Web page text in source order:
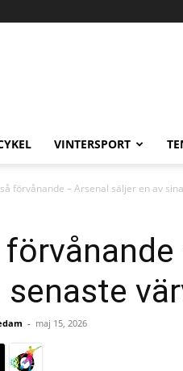
VINTERSPORT
förvånande – Arsenal säljer en av
senaste
- maj 15, 2026